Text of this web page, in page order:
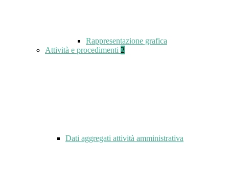
Rappresentazione grafica
Attività e procedimenti 2
Dati aggregati attività amministrativa